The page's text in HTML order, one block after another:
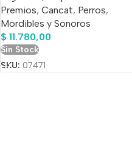
Premios, Cancat, Perros,
Mordibles y Sonoros
$ 11.780,00
Sin Stock
SKU: 07471